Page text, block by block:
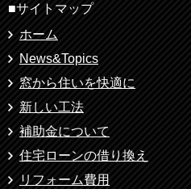
■サイトマップ
ホーム
News&Topics
窓から住いを快適に
新しい工法
補助金について
住宅ローンの借り換え
リフォーム費用